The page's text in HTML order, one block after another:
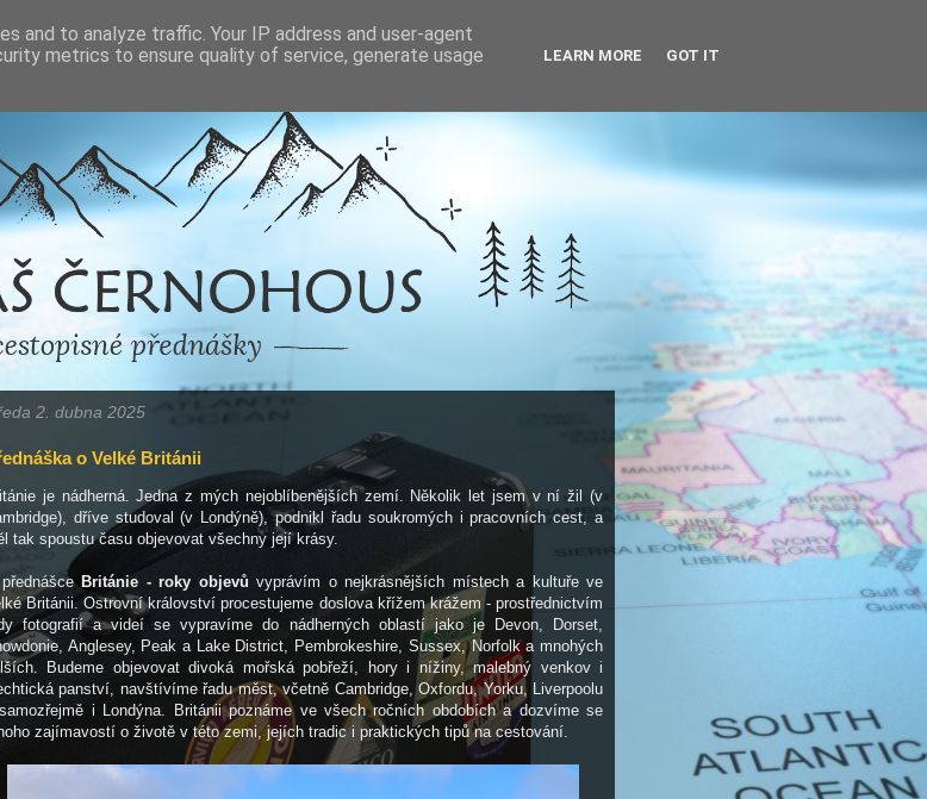
2. dubna 2025
o Velké Británii
je nádherná. Jedna z mých nejoblíbenějších zemí. Několik let jsem v ní žil (v
dříve studoval (v Londýně), podnikl řadu soukromých i pracovních cest, a
tak spoustu času objevovat všechny její krásy.
Británie - roky objevů vyprávím o nejkrásnějších místech a kultuře ve
Británii. Ostrovní království procestujeme doslova křížem krážem - prostřednictvím
fotografií a videí se vypravíme do nádherných oblastí jako je Devon, Dorset,
Anglesey, Peak a Lake District, Pembrokeshire, Sussex, Norfolk a mnohých
Budeme objevovat divoká mořská pobřeží, hory i nížiny, malebný venkov i
panství, navštívíme řadu měst, včetně Cambridge, Oxfordu, Yorku, Liverpoolu
i Londýna. Británii poznáme ve všech ročních obdobích a dozvíme se
zajímavostí o životě v této zemi, jejích tradic i praktických tipů na cestování.
and to analyze traffic. Your IP address and user-agent
metrics to ensure quality of service, generate usage
LEARN MORE GOT IT